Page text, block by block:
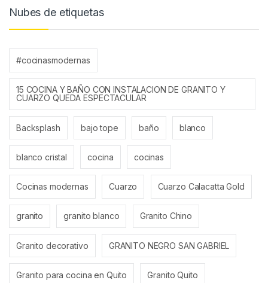
Nubes de etiquetas
#cocinasmodernas
15 COCINA Y BAÑO CON INSTALACION DE GRANITO Y
CUARZO QUEDA ESPECTACULAR
Backsplash bajo tope baño blanco
blanco cristal cocina cocinas
Cocinas modernas Cuarzo Cuarzo Calacatta Gold
granito granito blanco Granito Chino
Granito decorativo GRANITO NEGRO SAN GABRIEL
Granito para cocina en Quito Granito Quito